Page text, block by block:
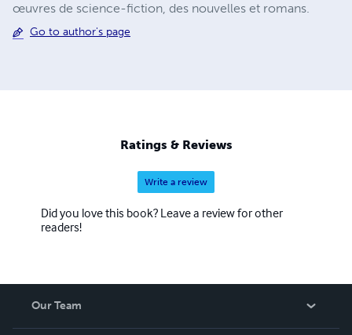
œuvres de science-fiction, des nouvelles et romans.
Go to author's page
Ratings & Reviews
Write a review
Did you love this book? Leave a review for other
readers!
Our Team